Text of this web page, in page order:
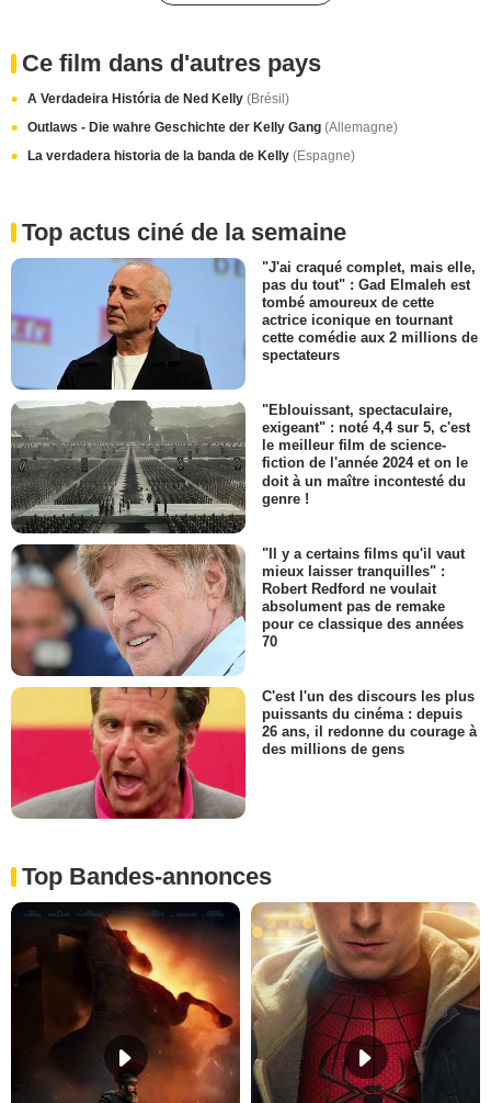
Ce film dans d'autres pays
A Verdadeira História de Ned Kelly (Brésil)
Outlaws - Die wahre Geschichte der Kelly Gang (Allemagne)
La verdadera historia de la banda de Kelly (Espagne)
Top actus ciné de la semaine
"J'ai craqué complet, mais elle,
pas du tout" : Gad Elmaleh est
tombé amoureux de cette
actrice iconique en tournant
cette comédie aux 2 millions de
spectateurs
"Eblouissant, spectaculaire,
exigeant" : noté 4,4 sur 5, c'est
le meilleur film de science-
fiction de l'année 2024 et on le
doit à un maître incontesté du
genre !
"Il y a certains films qu'il vaut
mieux laisser tranquilles" :
Robert Redford ne voulait
absolument pas de remake
pour ce classique des années
70
C'est l'un des discours les plus
puissants du cinéma : depuis
26 ans, il redonne du courage à
des millions de gens
Top Bandes-annonces